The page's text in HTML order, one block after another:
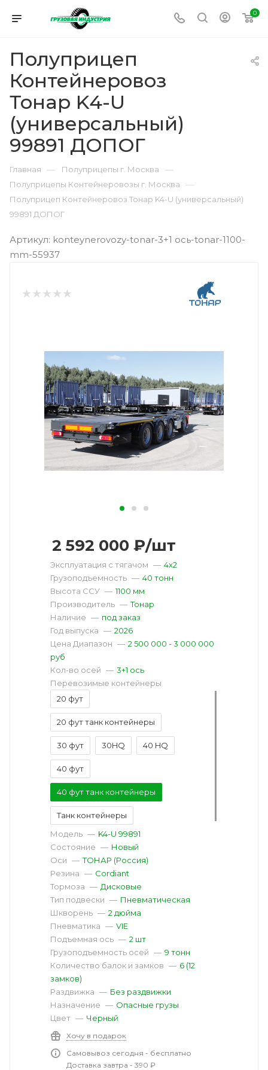
0
Полуприцеп
Контейнеровоз
Тонар K4-U
(универсальный)
99891 ДОПОГ
Главная — Полуприцепы г. Москва —
Полуприцепы Контейнеровозы г. Москва —
Полуприцеп Контейнеровоз Тонар K4-U (универсальный)
99891 ДОПОГ
Артикул: konteynerovozy-tonar-3+1 ось-tonar-1100-
mm-55937
2 592 000 ₽/шт
Эксплуатация с тягачом — 4x2
Грузоподъемность — 40 тонн
Высота ССУ — 1100 мм
Производитель — Тонар
Наличие — под заказ
Год выпуска — 2026
Цена Диапазон — 2 500 000 - 3 000 000
руб
Кол-во осей — 3+1 ось
Перевозимые контейнеры
20 фут
20 фут танк контейнеры
30 фут 30HQ 40 HQ
40 фут
40 фут танк контейнеры
Танк контейнеры
Модель — K4-U 99891
Состояние — Новый
Оси — ТОНАР (Россия)
Резина — Cordiant
Тормоза — Дисковые
Тип подвески — Пневматическая
Шкворень — 2 дюйма
Пневматика — VIE
Подъемная ось — 2 шт
Грузоподъемность осей — 9 тонн
Количество балок и замков — 6 (12
замков)
Раздвижка — Без раздвижки
Назначение — Опасные грузы
Цвет — Черный
Хочу в подарок
Самовывоз сегодня - бесплатно
Доставка завтра - 390 ₽